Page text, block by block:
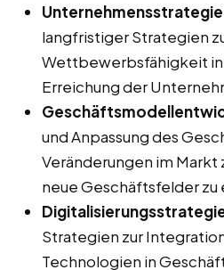
langfristiger Strategien
Wettbewerbsfähigkeit
Erreichung der
und Anpassung des
Veränderungen im Markt
neue Geschäftsfelder zu
Strategien zur
Technologien in